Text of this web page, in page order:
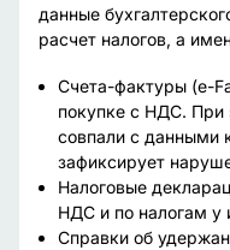
данные
расчет налогов, а
Счета-фактуры (e-
покупке с НДС. При
совпали с данными
зафиксирует
Налоговые
НДС и по налогам у
Справки об